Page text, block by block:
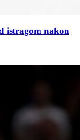
istragom nakon